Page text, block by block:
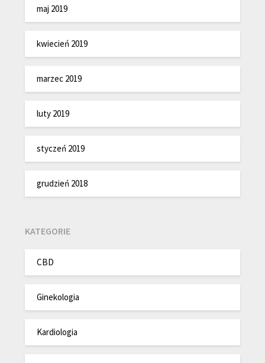
maj 2019
kwiecień 2019
marzec 2019
luty 2019
styczeń 2019
grudzień 2018
KATEGORIE
CBD
Ginekologia
Kardiologia